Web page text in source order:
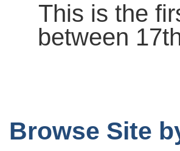
This is the
between
Browse Site